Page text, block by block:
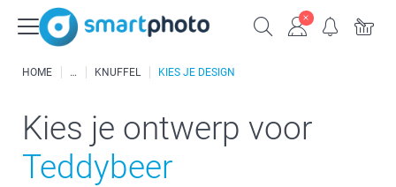
HOME KNUFFEL KIES JE DESIGN
Kies je ontwerp voor
Teddybeer